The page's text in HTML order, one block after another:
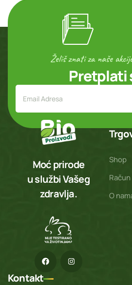
Želiš znati za naše
Pretplati
Moć prirode
u službi Vašeg
zdravlja.
Shop
Račun
O
Kontakt